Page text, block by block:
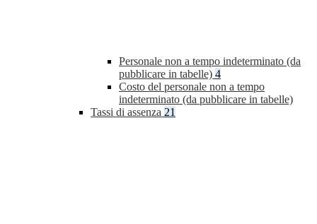
Personale non a tempo indeterminato (da
pubblicare in tabelle) 4
Costo del personale non a tempo
indeterminato (da pubblicare in tabelle)
Tassi di assenza 21